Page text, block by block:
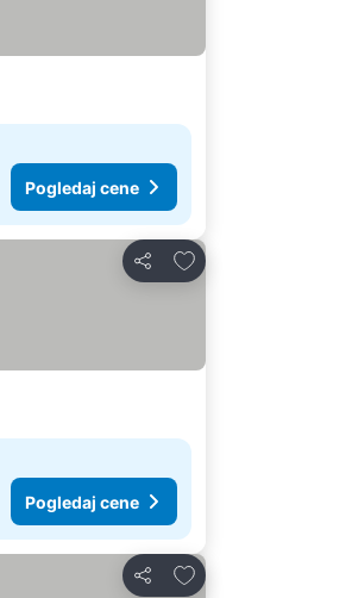
Pogledaj cene
Deli
Dodati u favorite
Pogledaj cene
Deli
Dodati u favorite